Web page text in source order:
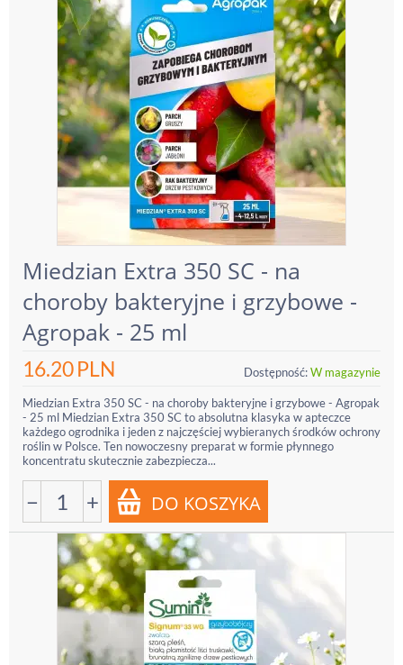
Miedzian Extra 350 SC - na
choroby bakteryjne i grzybowe -
Agropak - 25 ml
16.20PLN Dostępność:W magazynie
Miedzian Extra 350 SC - na choroby bakteryjne i grzybowe - Agropak
- 25 ml Miedzian Extra 350 SC to absolutna klasyka w apteczce
każdego ogrodnika i jeden z najczęściej wybieranych środków ochrony
roślin w Polsce. Ten nowoczesny preparat w formie płynnego
koncentratu skutecznie zabezpiecza...
− +